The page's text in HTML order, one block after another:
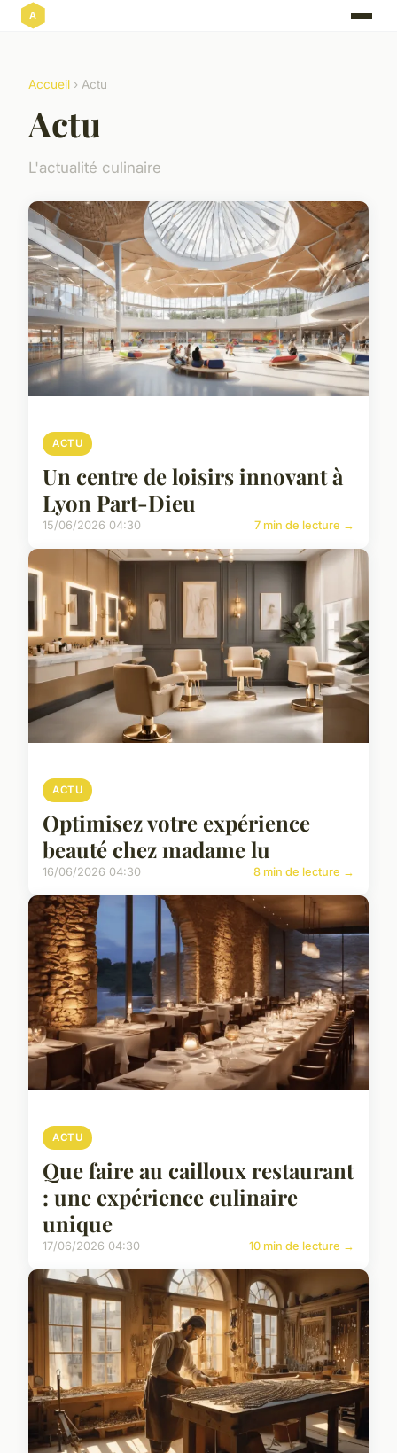
Accueil › Actu
Actu
L'actualité culinaire
ACTU
Un centre de loisirs innovant à
Lyon Part-Dieu
15/06/2026 04:30 7 min de lecture →
ACTU
Optimisez votre expérience
beauté chez madame lu
16/06/2026 04:30 8 min de lecture →
ACTU
Que faire au cailloux restaurant
: une expérience culinaire
unique
17/06/2026 04:30 10 min de lecture →